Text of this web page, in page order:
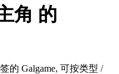
角 的
的 Galgame, 可按类型 /